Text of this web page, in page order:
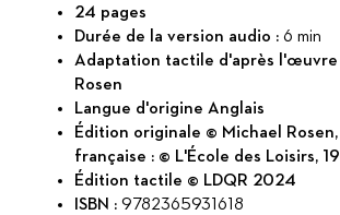
24 pages
Durée de la version audio : 6 min
Adaptation tactile d'après l'œuvre
Rosen
Langue d'origine Anglais
Édition originale © Michael
française : © L'École des Loisirs,
Édition tactile © LDQR 2024
ISBN : 9782365931618